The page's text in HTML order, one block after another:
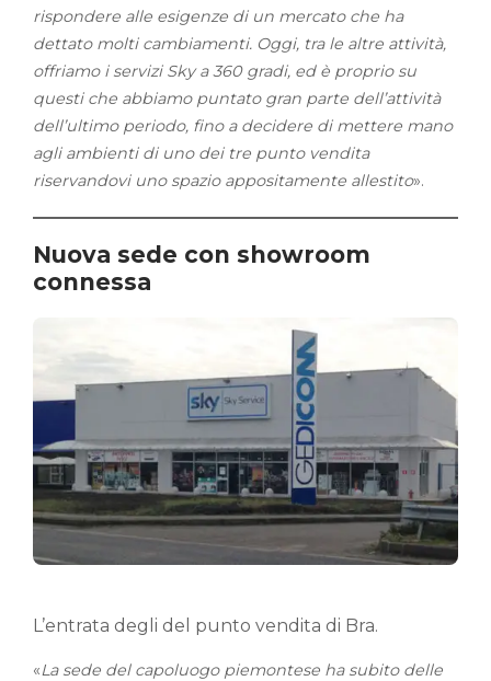
rispondere alle esigenze di un mercato che ha
dettato molti cambiamenti. Oggi, tra le altre attività,
offriamo i servizi Sky a 360 gradi, ed è proprio su
questi che abbiamo puntato gran parte dell’attività
dell’ultimo periodo, fino a decidere di mettere mano
agli ambienti di uno dei tre punto vendita
riservandovi uno spazio appositamente allestito».
Nuova sede con showroom
connessa
L’entrata degli del punto vendita di Bra.
«La sede del capoluogo piemontese ha subito delle